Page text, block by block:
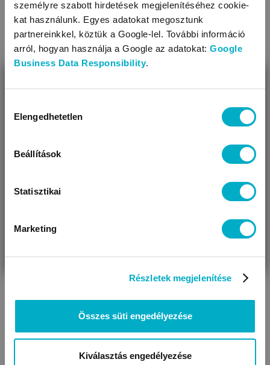
személyre szabott hirdetések megjelenítéséhez cookie-
kat használunk. Egyes adatokat megosztunk
partnereinkkel, köztük a Google-lel. További információ
arról, hogyan használja a Google az adatokat: Google
Business Data Responsibility.
kiválasztása
Elengedhetetlen
Beállítások
Statisztikai
Marketing
Részletek megjelenítése
Összes süti engedélyezése
Kiválasztás engedélyezése
Color 3.15L/70x
folyékony mosószer
RRP:10 499 Ft
7 190 Ft
2,28 Ft/ml
leírását!
Öblítők, illatgyöngyök
Úgy látjuk, most jársz nálunk először!
VÁRANDÓS
AJÁNDÉKOT